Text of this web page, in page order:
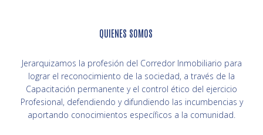
QUIENES SOMOS
Jerarquizamos la profesión del Corredor Inmobiliario para
lograr el reconocimiento de la sociedad, a través de la
Capacitación permanente y el control ético del ejercicio
Profesional, defendiendo y difundiendo las incumbencias y
aportando conocimientos específicos a la comunidad.